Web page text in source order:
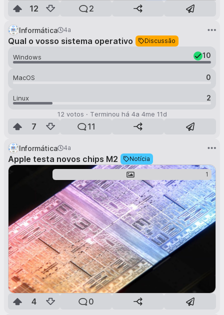
12 2
Informática 4a
Qual o vosso sistema operativo Discussão
Windows 10
MacOS 0
Linux 2
12 votos · Terminou há 4a 4me 11d
7 11
Informática 4a
Apple testa novos chips M2 Notícia
1
4 0